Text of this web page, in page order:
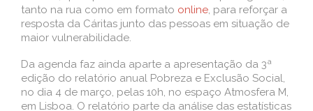
tanto na rua como em formato online , para reforçar a
resposta da Cáritas junto das pessoas em situação de
maior vulnerabilidade.
Da agenda faz ainda aparte a apresentação da 3ª
edição do relatório anual Pobreza e Exclusão Social,
no dia 4 de março, pelas 10h, no espaço Atmosfera M,
em Lisboa. O relatório parte da análise das estatísticas